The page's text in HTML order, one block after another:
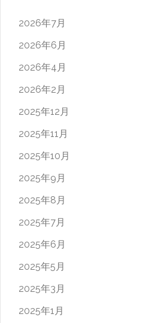
2026年7月
2026年6月
2026年4月
2026年2月
2025年12月
2025年11月
2025年10月
2025年9月
2025年8月
2025年7月
2025年6月
2025年5月
2025年3月
2025年1月